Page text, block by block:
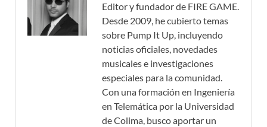
Editor y fundador de FIRE GAME.
Desde 2009, he cubierto temas
sobre Pump It Up, incluyendo
noticias oficiales, novedades
musicales e investigaciones
especiales para la comunidad.
Con una formación en Ingeniería
en Telemática por la Universidad
de Colima, busco aportar un